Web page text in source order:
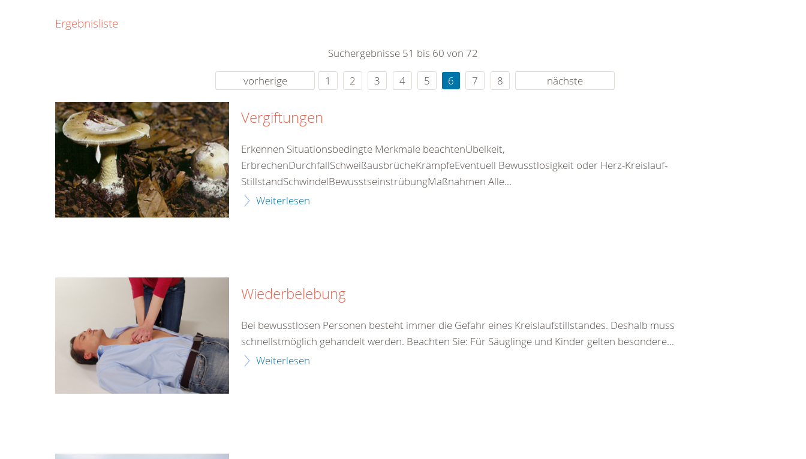
rund um die Uhr
Ergebnisliste
Suchergebnisse 51 bis 60 von 72
vorherige
1 2 3 4 5 6 7 8 nächste
Vergiftungen
Erkennen Situationsbedingte Merkmale beachtenÜbelkeit,
ErbrechenDurchfallSchweißausbrücheKrämpfeEventuell Bewusstlosigkeit oder Herz-Kreislauf-
StillstandSchwindelBewusstseinstrübungMaßnahmen Alle...
Weiterlesen
Wiederbelebung
Bei bewusstlosen Personen besteht immer die Gefahr eines Kreislaufstillstandes. Deshalb muss
schnellstmöglich gehandelt werden. Beachten Sie: Für Säuglinge und Kinder gelten besondere...
Weiterlesen